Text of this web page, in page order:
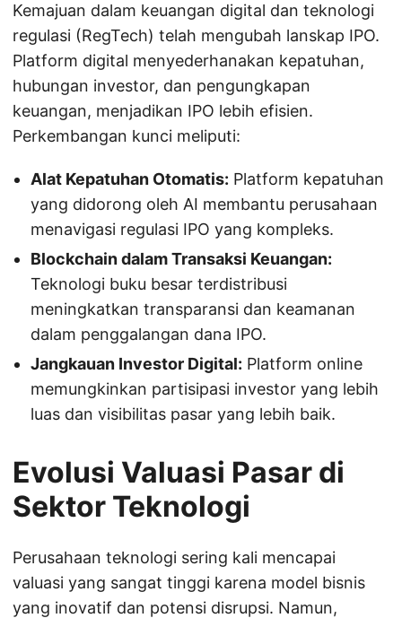
Kemajuan dalam keuangan digital dan teknologi
regulasi (RegTech) telah mengubah lanskap IPO.
Platform digital menyederhanakan kepatuhan,
hubungan investor, dan pengungkapan
keuangan, menjadikan IPO lebih efisien.
Perkembangan kunci meliputi:
Alat Kepatuhan Otomatis: Platform kepatuhan
yang didorong oleh AI membantu perusahaan
menavigasi regulasi IPO yang kompleks.
Blockchain dalam Transaksi Keuangan:
Teknologi buku besar terdistribusi
meningkatkan transparansi dan keamanan
dalam penggalangan dana IPO.
Jangkauan Investor Digital: Platform online
memungkinkan partisipasi investor yang lebih
luas dan visibilitas pasar yang lebih baik.
Evolusi Valuasi Pasar di
Sektor Teknologi
Perusahaan teknologi sering kali mencapai
valuasi yang sangat tinggi karena model bisnis
yang inovatif dan potensi disrupsi. Namun,